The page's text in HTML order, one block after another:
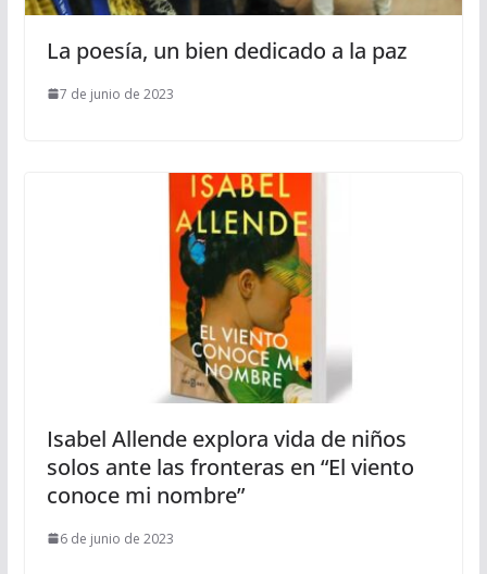
La poesía, un bien dedicado a la paz
7 de junio de 2023
Isabel Allende explora vida de niños
solos ante las fronteras en “El viento
conoce mi nombre”
6 de junio de 2023